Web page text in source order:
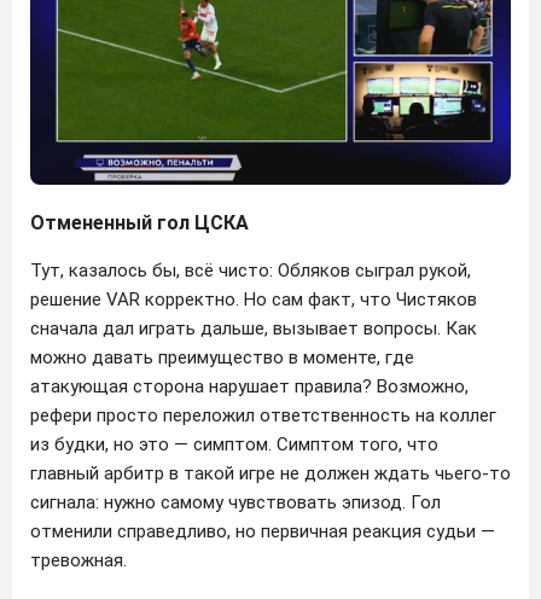
Отмененный гол ЦСКА
Тут, казалось бы, всё чисто: Обляков сыграл рукой,
решение VAR корректно. Но сам факт, что Чистяков
сначала дал играть дальше, вызывает вопросы. Как
можно давать преимущество в моменте, где
атакующая сторона нарушает правила? Возможно,
рефери просто переложил ответственность на коллег
из будки, но это — симптом. Симптом того, что
главный арбитр в такой игре не должен ждать чьего-то
сигнала: нужно самому чувствовать эпизод. Гол
отменили справедливо, но первичная реакция судьи —
тревожная.